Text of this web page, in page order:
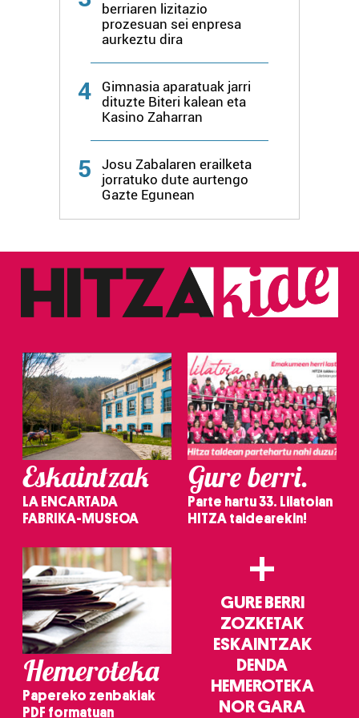
berriaren lizitazio
prozesuan sei enpresa
aurkeztu dira
4
Gimnasia aparatuak jarri
dituzte Biteri kalean eta
Kasino Zaharran
5
Josu Zabalaren erailketa
jorratuko dute aurtengo
Gazte Egunean
Eskaintzak
LA ENCARTADA
FABRIKA-MUSEOA
Gure berri.
Parte hartu 33. Lilatoian
HITZA taldearekin!
Hemeroteka
Papereko zenbakiak
PDF formatuan
+
GURE BERRI
ZOZKETAK
ESKAINTZAK
DENDA
HEMEROTEKA
NOR GARA